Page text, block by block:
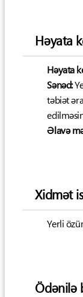
Həyata
Həyata
Sənəd:
təbiət
Əlavə
Xidmət
Yerli
Ödənilə